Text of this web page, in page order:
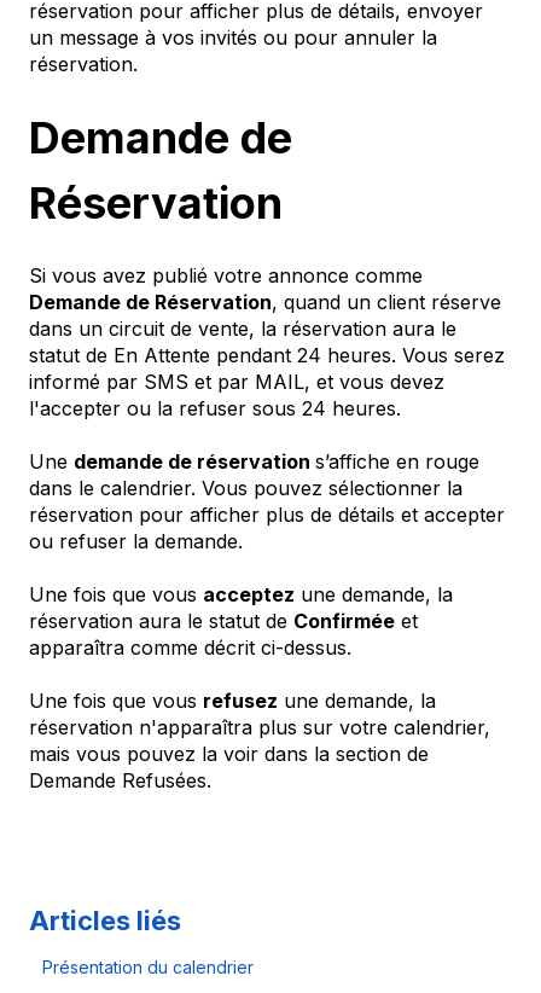
réservation pour afficher plus de détails, envoyer
un message à vos invités ou pour annuler la
réservation.
Demande de
Réservation
Si vous avez publié votre annonce comme
Demande de Réservation, quand un client réserve
dans un circuit de vente, la réservation aura le
statut de En Attente pendant 24 heures. Vous serez
informé par SMS et par MAIL, et vous devez
l'accepter ou la refuser sous 24 heures.
Une demande de réservation s’affiche en rouge
dans le calendrier. Vous pouvez sélectionner la
réservation pour afficher plus de détails et accepter
ou refuser la demande.
Une fois que vous acceptez une demande, la
réservation aura le statut de Confirmée et
apparaîtra comme décrit ci-dessus.
Une fois que vous refusez une demande, la
réservation n'apparaîtra plus sur votre calendrier,
mais vous pouvez la voir dans la section de
Demande Refusées.
Articles liés
Présentation du calendrier